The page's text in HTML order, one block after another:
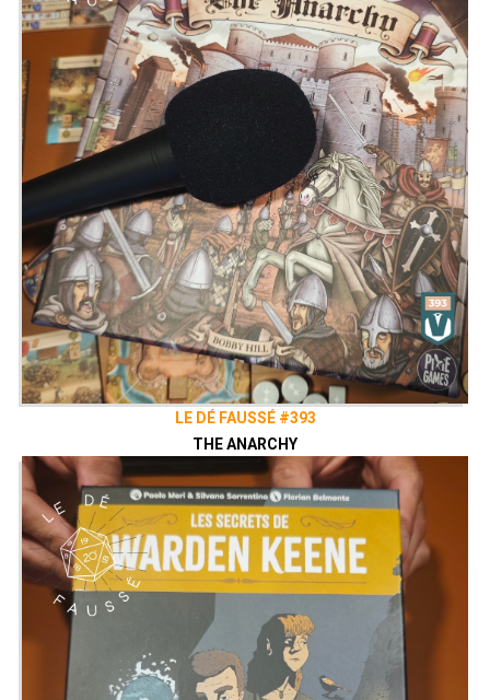
LE DÉ FAUSSÉ #393
THE ANARCHY